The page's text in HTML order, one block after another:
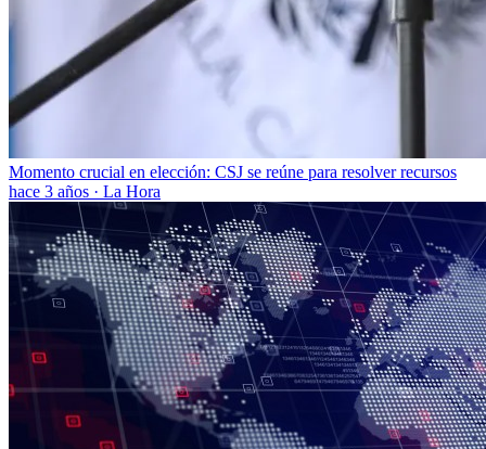
Momento crucial en elección: CSJ se reúne para resolver recursos
hace 3 años · La Hora